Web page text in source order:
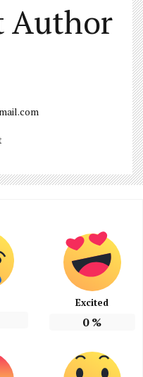
Author
Excited
0%